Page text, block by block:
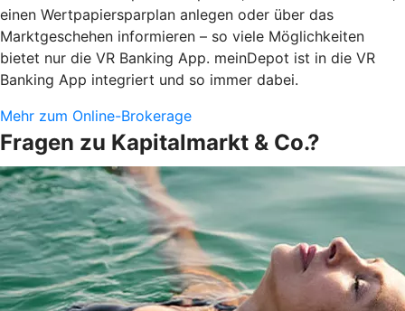
einen Wertpapiersparplan anlegen oder über das
Marktgeschehen informieren – so viele Möglichkeiten
bietet nur die VR Banking App. meinDepot ist in die VR
Banking App integriert und so immer dabei.
Mehr zum Online-Brokerage
Fragen zu Kapitalmarkt & Co.?